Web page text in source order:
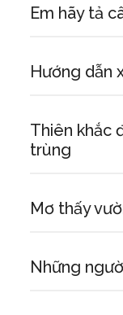
Em hãy tả
Hướng dẫn
Thiên khắc
trùng
Mơ thấy
Những